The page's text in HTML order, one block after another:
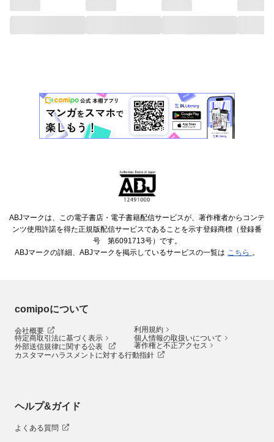
ABJマークは、この電子書店・電子書籍配信サービスが、著作権者からコンテ
ンツ使用許諾を得た正規版配信サービスであることを示す登録商標（登録番
号 第6091713号）です。
ABJマークの詳細、ABJマークを掲示しているサービスの一覧は こちら 。
comipoについて
会社概要
利用規約
特定商取引法に基づく表示
個人情報の取扱いについて
外部送信規律に関する公表
著作権と不正アクセス
カスタマーハラスメントに対する行動指針
ヘルプ&ガイド
よくある質問